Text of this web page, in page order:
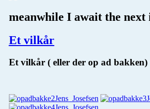
meanwhile I await the next
Et vilkår
Et vilkår ( eller der op ad bakken)